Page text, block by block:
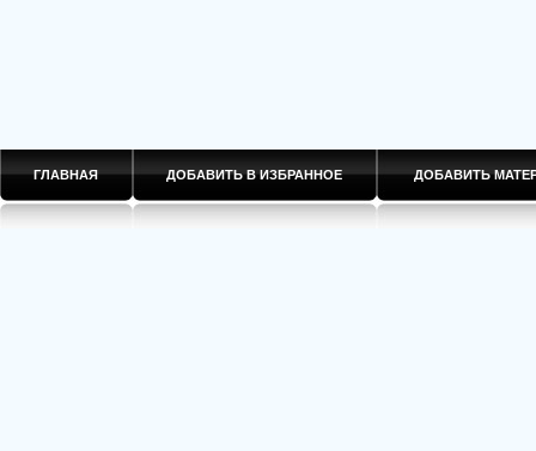
ГЛАВНАЯ ДОБАВИТЬ В ИЗБРАННОЕ ДОБАВИТЬ